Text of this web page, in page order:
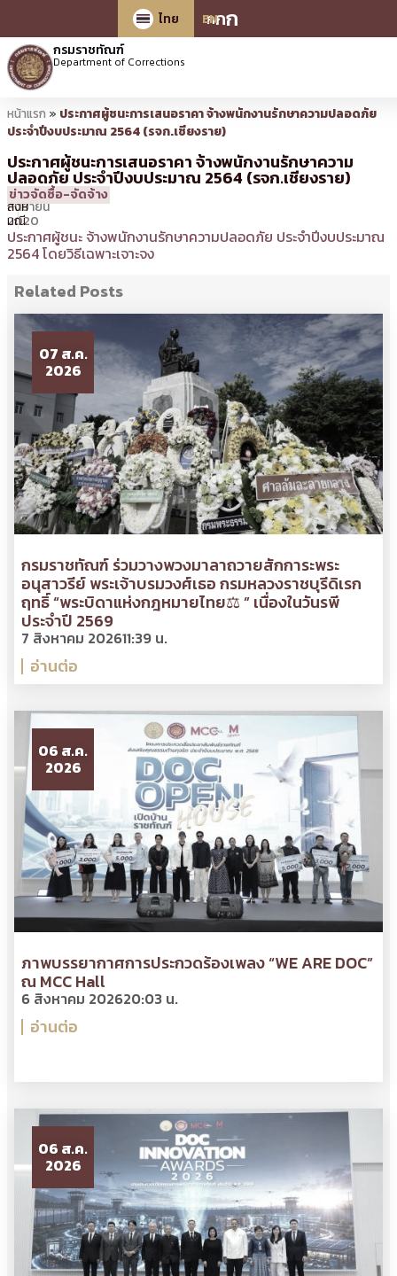
กกก
ไทย
EN
กรมราชทัณฑ์
Department of Corrections
หน้าแรก » ประกาศผู้ชนะการเสนอราคา จ้างพนักงานรักษาความปลอดภัย
ประจำปีงบประมาณ 2564 (รจก.เชียงราย)
ประกาศผู้ชนะการเสนอราคา จ้างพนักงานรักษาความ
ปลอดภัย ประจำปีงบประมาณ 2564 (รจก.เชียงราย)
11
กันยายน
2020
15:41 น.
โดย
สมบูรณ์
สิงห์
มณี
ข่าวจัดซื้อ-จัดจ้าง
ประกาศผู้ชนะ จ้างพนักงานรักษาความปลอดภัย ประจำปีงบประมาณ
2564 โดยวิธีเฉพาะเจาะจง
Related Posts
07 ส.ค.
2026
กรมราชทัณฑ์ ร่วมวางพวงมาลาถวายสักการะพระ
อนุสาวรีย์ พระเจ้าบรมวงศ์เธอ กรมหลวงราชบุรีดิเรก
ฤทธิ์ “พระบิดาแห่งกฎหมายไทย⚖ ” เนื่องในวันรพี
ประจำปี 2569
7 สิงหาคม 202611:39 น.
อ่านต่อ
06 ส.ค.
2026
ภาพบรรยากาศการประกวดร้องเพลง “WE ARE DOC”
ณ MCC Hall
6 สิงหาคม 202620:03 น.
อ่านต่อ
06 ส.ค.
2026